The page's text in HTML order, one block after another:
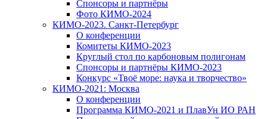
Спонсоры и партнёры
Фото КИМО-2024
КИМО-2023. Санкт-Петербург
О конференции
Комитеты КИМО-2023
Круглый стол по карбоновым полигонам
Спонсоры и партнёры КИМО-2023
Конкурс «Твоё море: наука и творчество»
КИМО-2021: Москва
О конференции
Программа КИМО-2021 и ПлавУн ИО РАН